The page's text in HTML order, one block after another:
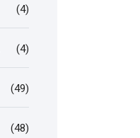
(4)
(4)
(49)
(48)